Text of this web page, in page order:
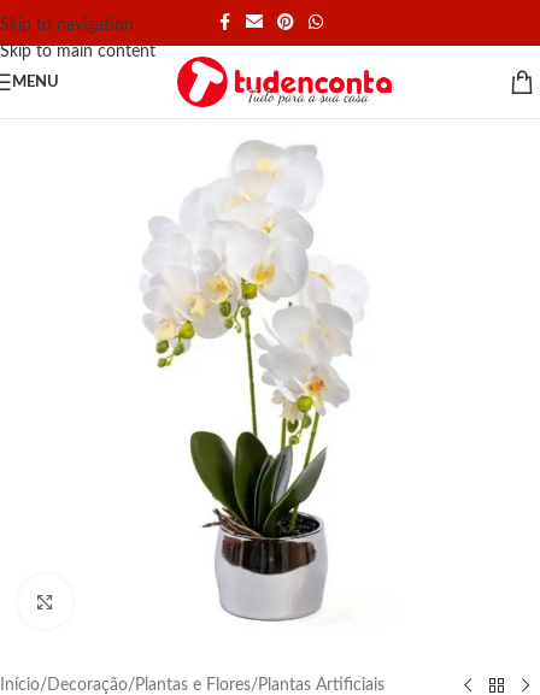
Skip to navigation
Skip to main content
MENU
Início/ Decoração/ Plantas e Flores/ Plantas Artificiais